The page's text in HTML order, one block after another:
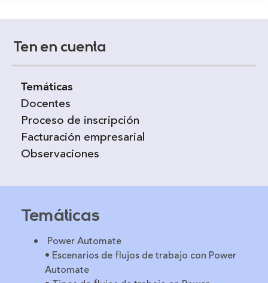
Ten en cuenta
Temáticas
Docentes
Proceso de inscripción
Facturación empresarial
Observaciones
Temáticas
Power Automate
• Escenarios de flujos de trabajo con Power
Automate